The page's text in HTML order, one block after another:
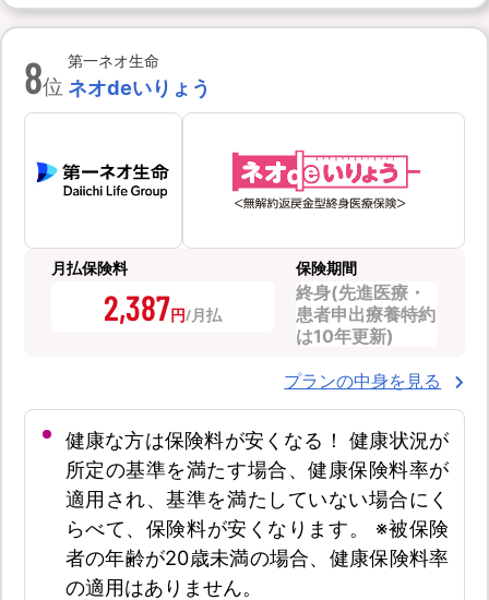
8位
第一ネオ生命
ネオdeいりょう
月払保険料
2,387円
保険期間
終身(先進医療・
患者申出療養特約
は10年更新)
プランの中身を見る
健康な方は保険料が安くなる！ 健康状況が
所定の基準を満たす場合、健康保険料率が
適用され、基準を満たしていない場合にく
らべて、保険料が安くなります。 ※被保険
者の年齢が20歳未満の場合、健康保険料率
の適用はありません。